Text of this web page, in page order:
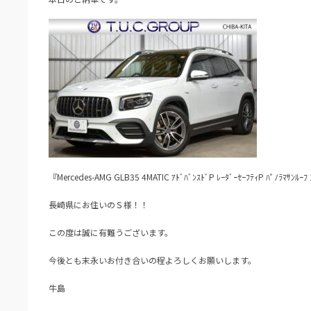
『Mercedes-AMG GLB35 4MATIC ｱﾄﾞﾊﾞﾝｽﾄﾞP ﾚｰﾀﾞｰｾｰﾌﾃｨP ﾊﾟﾉﾗﾏｻﾝﾙｰﾌ
長崎県にお住いのＳ様！！
この度は誠に有難うございます。
今後とも末永いお付き合いの程よろしくお願いします。
牛島